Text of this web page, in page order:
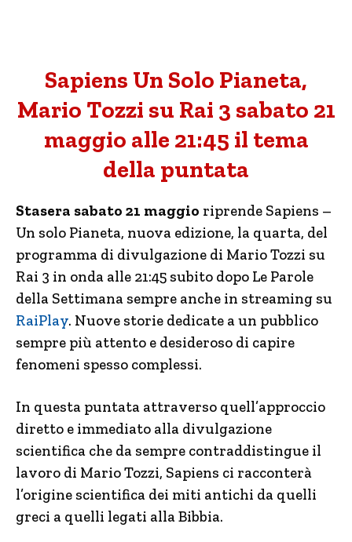
Sapiens Un Solo Pianeta,
Mario Tozzi su Rai 3 sabato 21
maggio alle 21:45 il tema
della puntata
Stasera sabato 21 maggio riprende Sapiens –
Un solo Pianeta, nuova edizione, la quarta, del
programma di divulgazione di Mario Tozzi su
Rai 3 in onda alle 21:45 subito dopo Le Parole
della Settimana sempre anche in streaming su
RaiPlay. Nuove storie dedicate a un pubblico
sempre più attento e desideroso di capire
fenomeni spesso complessi.
In questa puntata attraverso quell’approccio
diretto e immediato alla divulgazione
scientifica che da sempre contraddistingue il
lavoro di Mario Tozzi, Sapiens ci racconterà
l’origine scientifica dei miti antichi da quelli
greci a quelli legati alla Bibbia.